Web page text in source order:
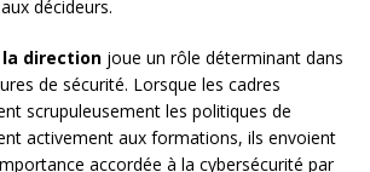
décideurs.
direction joue un rôle déterminant dans
de sécurité. Lorsque les cadres
scrupuleusement les politiques de
activement aux formations, ils envoient
accordée à la cybersécurité par